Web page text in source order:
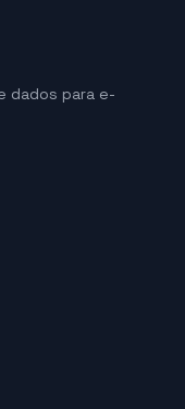
dados para e-